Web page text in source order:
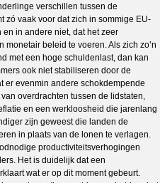
verschillen tussen de
zó vaak voor dat zich in sommige EU-
in andere niet, dat het zeer
beleid te voeren. Als zich zo’n
met een hoge schuldenlast, dan kan
ook niet stabiliseren door de
er evenmin andere schokdempende
overdrachten tussen de lidstaten,
en een werkloosheid die jarenlang
zijn geweest die landen de
in plaats van de lonen te verlagen.
productiviteitsverhogingen
Het is duidelijk dat een
wat er op dit moment gebeurt.